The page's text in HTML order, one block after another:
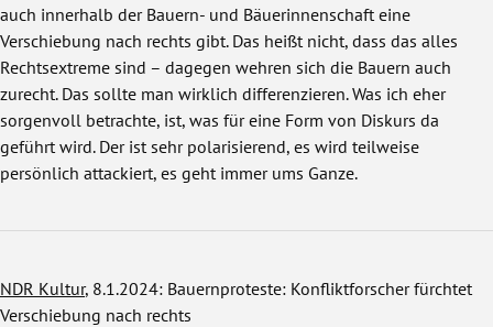
auch innerhalb der Bauern- und Bäuerinnenschaft eine
Verschiebung nach rechts gibt. Das heißt nicht, dass das alles
Rechtsextreme sind – dagegen wehren sich die Bauern auch
zurecht. Das sollte man wirklich differenzieren. Was ich eher
sorgenvoll betrachte, ist, was für eine Form von Diskurs da
geführt wird. Der ist sehr polarisierend, es wird teilweise
persönlich attackiert, es geht immer ums Ganze.
NDR Kultur, 8.1.2024: Bauernproteste: Konfliktforscher fürchtet
Verschiebung nach rechts